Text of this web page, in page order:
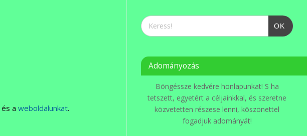
és a weboldalunkat.
OK
Adományozás
Böngéssze kedvére honlapunkat! S ha
tetszett, egyetért a céljainkkal, és szeretne
közvetetten részese lenni, köszönettel
fogadjuk adományát!